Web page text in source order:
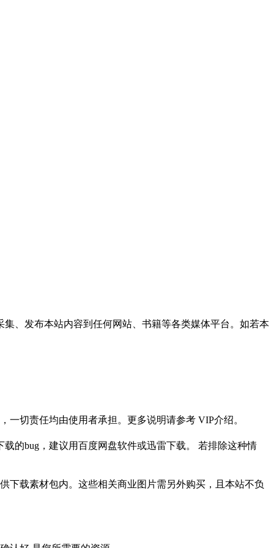
、发布本站内容到任何网站、书籍等各类媒体平台。如若本
切责任均由使用者承担。更多说明请参考 VIP介绍。
的bug，建议用百度网盘软件或迅雷下载。 若排除这种情
下载素材包内。这些相关商业图片需另外购买，且本站不负